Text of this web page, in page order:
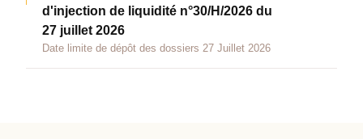
d'injection de liquidité n°30/H/2026 du
27 juillet 2026
Date limite de dépôt des dossiers 27 Juillet 2026